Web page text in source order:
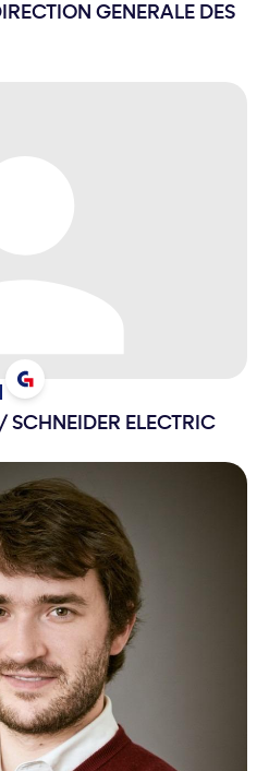
GENERALE DES
/ SCHNEIDER ELECTRIC